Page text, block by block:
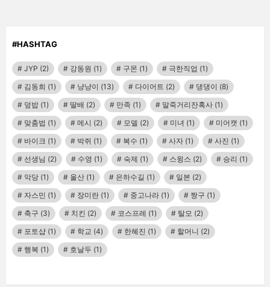
#HASHTAG
JYP (2) 강동원 (1) 구몬 (1) 극한직업 (1)
김동희 (1) 냥냥이 (13) 다이어트 (2) 댕댕이 (8)
덮밥 (1) 딸배 (2) 만족 (1) 말죽거리잔혹사 (1)
맞춤법 (1) 메시 (2) 모델 (2) 미녀 (1) 미어캣 (1)
바이크 (1) 박쥐 (1) 복수 (1) 사자 (1) 사진 (1)
선생님 (2) 수영 (1) 숙제 (1) 스윙스 (2) 승리 (1)
악당 (1) 울산 (1) 은하수길 (1) 일본 (2)
자스민 (1) 장미란 (1) 중고나라 (1) 짱구 (1)
축구 (3) 치킨 (2) 코스프레 (1) 탈모 (2)
포토샵 (1) 학교 (4) 한혜진 (1) 할머니 (2)
행복 (1) 호날두 (1)